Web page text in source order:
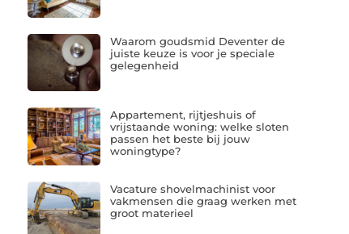
Waarom goudsmid Deventer de
juiste keuze is voor je speciale
gelegenheid
Appartement, rijtjeshuis of
vrijstaande woning: welke sloten
passen het beste bij jouw
woningtype?
Vacature shovelmachinist voor
vakmensen die graag werken met
groot materieel